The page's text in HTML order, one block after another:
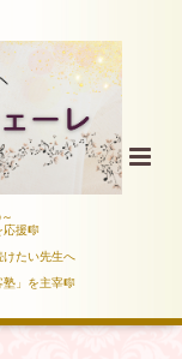
応援🎼
けたい先生へ
塾」を主宰🎼